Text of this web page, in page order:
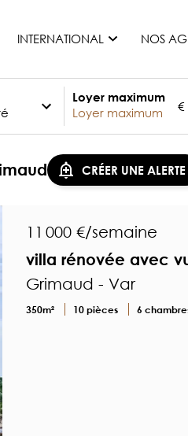
INTERNATIONAL
France
Maurice
Monaco
Maroc
Etats-unis
Suisse
Tous les pays
NOS
Loyer maximum
€
CRÉER UNE ALERTE
11 000 €/semaine
villa rénovée avec
Grimaud - Var
350m² 10 pièces 6